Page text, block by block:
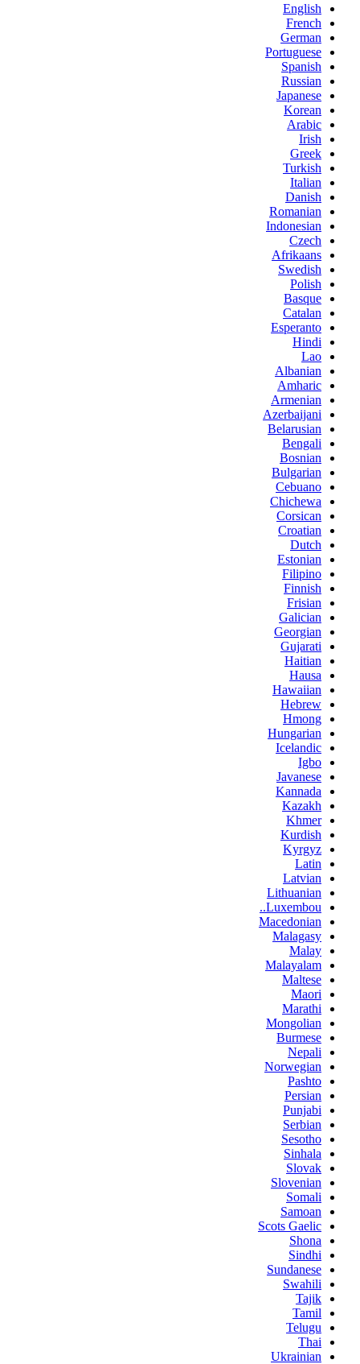
English
French
German
Portuguese
Spanish
Russian
Japanese
Korean
Arabic
Irish
Greek
Turkish
Italian
Danish
Romanian
Indonesian
Czech
Afrikaans
Swedish
Polish
Basque
Catalan
Esperanto
Hindi
Lao
Albanian
Amharic
Armenian
Azerbaijani
Belarusian
Bengali
Bosnian
Bulgarian
Cebuano
Chichewa
Corsican
Croatian
Dutch
Estonian
Filipino
Finnish
Frisian
Galician
Georgian
Gujarati
Haitian
Hausa
Hawaiian
Hebrew
Hmong
Hungarian
Icelandic
Igbo
Javanese
Kannada
Kazakh
Khmer
Kurdish
Kyrgyz
Latin
Latvian
Lithuanian
Luxembou..
Macedonian
Malagasy
Malay
Malayalam
Maltese
Maori
Marathi
Mongolian
Burmese
Nepali
Norwegian
Pashto
Persian
Punjabi
Serbian
Sesotho
Sinhala
Slovak
Slovenian
Somali
Samoan
Scots Gaelic
Shona
Sindhi
Sundanese
Swahili
Tajik
Tamil
Telugu
Thai
Ukrainian